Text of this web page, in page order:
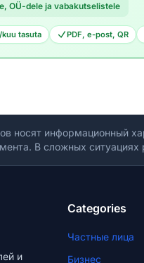
OÜ-dele ja vabakutselistele
kuu tasuta PDF, e-post, QR
носят информационный
В сложных
и
Categories
Частные лица
Бизнес